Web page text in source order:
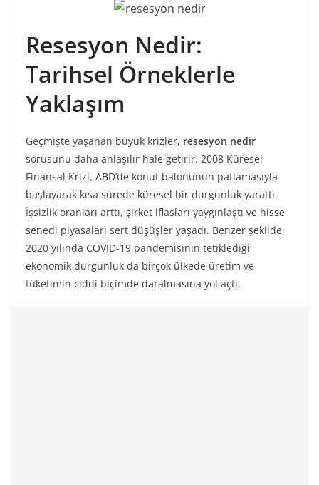
Resesyon Nedir:
Tarihsel Örneklerle
Yaklaşım
Geçmişte yaşanan büyük krizler, resesyon nedir
sorusunu daha anlaşılır hale getirir. 2008 Küresel
Finansal Krizi, ABD’de konut balonunun patlamasıyla
başlayarak kısa sürede küresel bir durgunluk yarattı.
İşsizlik oranları arttı, şirket iflasları yaygınlaştı ve hisse
senedi piyasaları sert düşüşler yaşadı. Benzer şekilde,
2020 yılında COVID-19 pandemisinin tetiklediği
ekonomik durgunluk da birçok ülkede üretim ve
tüketimin ciddi biçimde daralmasına yol açtı.